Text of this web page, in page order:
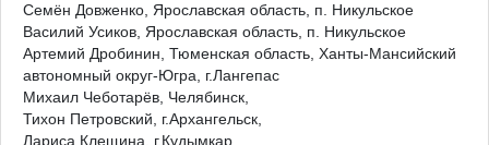
Семён Довженко, Ярославская область, п. Никульское
Василий Усиков, Ярославская область, п. Никульское
Артемий Дробинин, Тюменская область, Ханты-Мансийский
автономный округ-Югра, г.Лангепас
Михаил Чеботарёв, Челябинск,
Тихон Петровский, г.Архангельск,
Лариса Клещина, г.Кудымкар